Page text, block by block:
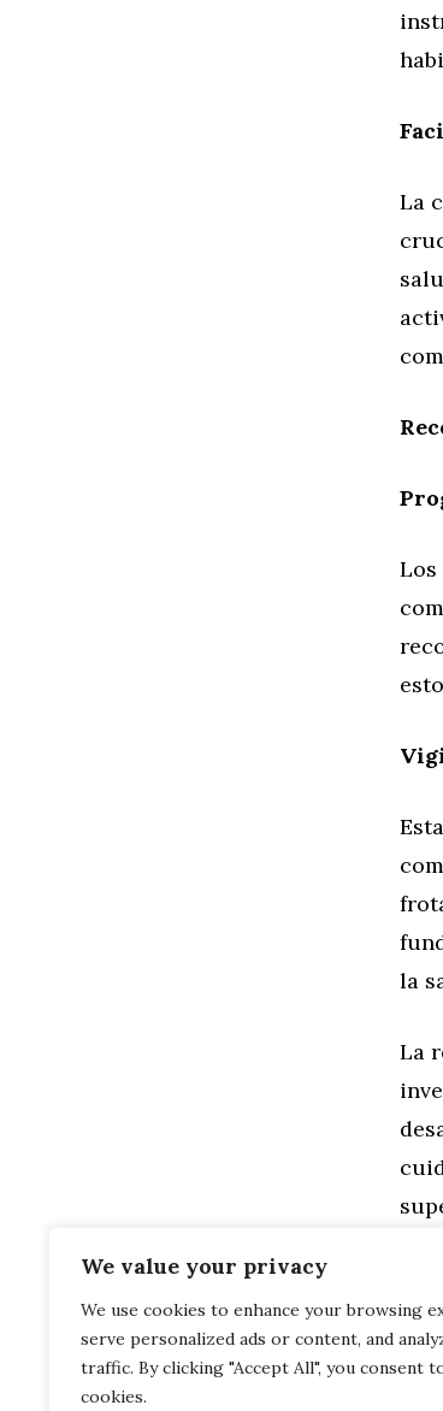
We value your privacy
We use cookies to enhance your browsing
serve personalized ads or content, and
traffic. By clicking "Accept All", you consent
cookies.
La
Los
la
La